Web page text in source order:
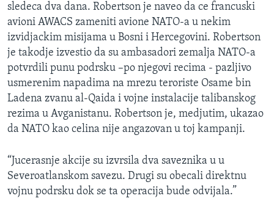
sledeca dva dana. Robertson je naveo da ce francuski
avioni AWACS zameniti avione NATO-a u nekim
izvidjackim misijama u Bosni i Hercegovini. Robertson
je takodje izvestio da su ambasadori zemalja NATO-a
potvrdili punu podrsku –po njegovi recima - pazljivo
usmerenim napadima na mrezu teroriste Osame bin
Ladena zvanu al-Qaida i vojne instalacije talibanskog
rezima u Avganistanu. Robertson je, medjutim, ukazao
da NATO kao celina nije angazovan u toj kampanji.
“Jucerasnje akcije su izvrsila dva saveznika u u
Severoatlanskom savezu. Drugi su obecali direktnu
vojnu podrsku dok se ta operacija bude odvijala.”